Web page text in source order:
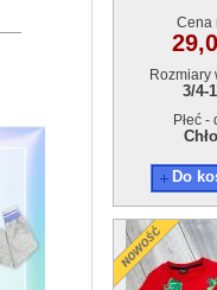
Cena
Rozmiary
3/4-
Płeć -
Do